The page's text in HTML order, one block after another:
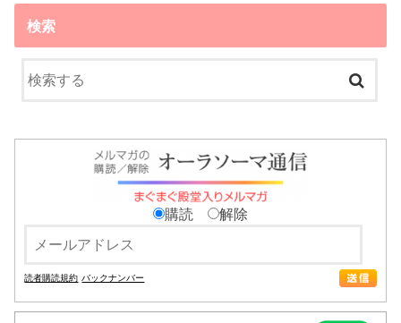
検索
購読 解除
読者購読規約 バックナンバー